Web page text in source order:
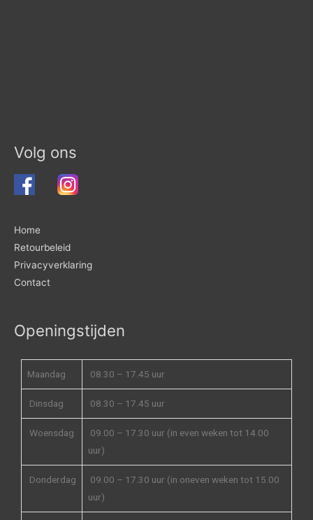
Volg ons
Home
Retourbeleid
Privacyverklaring
Contact
Openingstijden
Maandag 08.30 – 17.45 uur
Dinsdag 08.30 – 17.45 uur
Woensdag
09.00 – 17.30 uur (in even weken tot 14.00
uur)
Donderdag
09.00 – 17.30 uur (in oneven weken tot 15.00
uur)